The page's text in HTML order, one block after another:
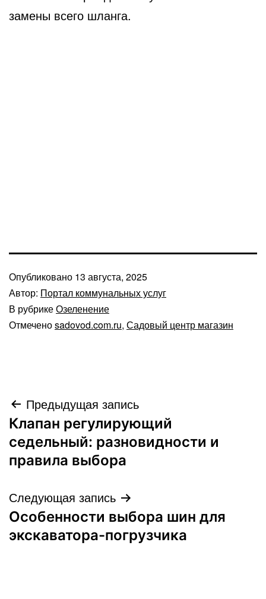
замены всего шланга.
Опубликовано 13 августа, 2025
Автор: Портал коммунальных услуг
В рубрикеОзеленение
Отмеченоsadovod.com.ru, Садовый центр магазин
Навигация
по
записям
Предыдущая запись
Клапан регулирующий
седельный: разновидности и
правила выбора
Следующая запись
Особенности выбора шин для
экскаватора-погрузчика